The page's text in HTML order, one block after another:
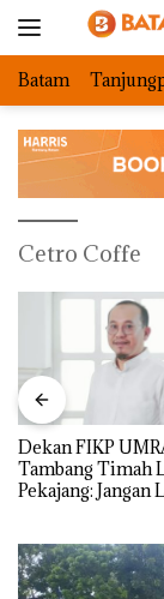
Batam
Cetro Coffe
Dekan FIKP
Tambang Timah
Pekajang: Jangan
Lingkungannya